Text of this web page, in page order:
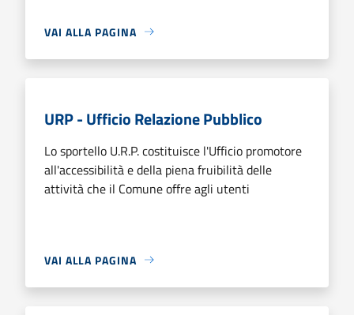
VAI ALLA PAGINA
URP - Ufficio Relazione Pubblico
Lo sportello U.R.P. costituisce l'Ufficio promotore
all'accessibilità e della piena fruibilità delle
attività che il Comune offre agli utenti
VAI ALLA PAGINA